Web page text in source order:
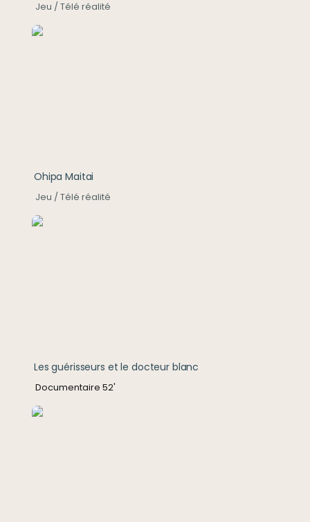
Jeu / Télé réalité
Ohipa Maitai
Ohipa Maitai
Jeu / Télé réalité
Les guérisseurs et le docteur blanc
Les guérisseurs et le docteur blanc
Documentaire 52'
Délinquance(s)